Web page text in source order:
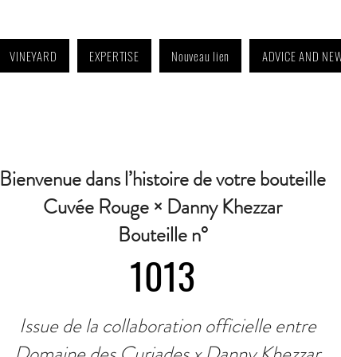
VINEYARD EXPERTISE Nouveau lien ADVICE AND
Bienvenue dans l’histoire de votre bouteille
Cuvée Rouge × Danny Khezzar
Bouteille n°
1013
Issue de la collaboration officielle entre